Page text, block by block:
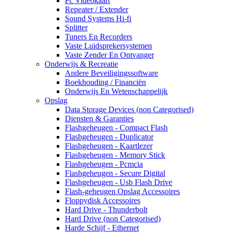
Repeater / Extender
Sound Systems Hi-fi
Splitter
Tuners En Recorders
Vaste Luidsprekersystemen
Vaste Zender En Ontvanger
Onderwijs & Recreatie
Andere Beveiligingssoftware
Boekhouding / Financiën
Onderwijs En Wetenschappelijk
Opslag
Data Storage Devices (non Categorised)
Diensten & Garanties
Flashgeheugen - Compact Flash
Flashgeheugen - Duplicator
Flashgeheugen - Kaartlezer
Flashgeheugen - Memory Stick
Flashgeheugen - Pcmcia
Flashgeheugen - Secure Digital
Flashgeheugen - Usb Flash Drive
Flash-geheugen Opslag Accessoires
Floppydisk Accessoires
Hard Drive - Thunderbolt
Hard Drive (non Categorised)
Harde Schijf - Ethernet